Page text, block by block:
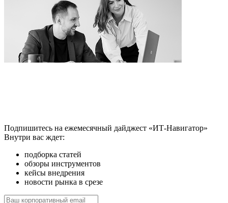
Подпишитесь на ежемесячный дайджест «ИТ-Навигатор»
Внутри вас ждет:
подборка статей
обзоры инструментов
кейсы внедрения
новости рынка в срезе